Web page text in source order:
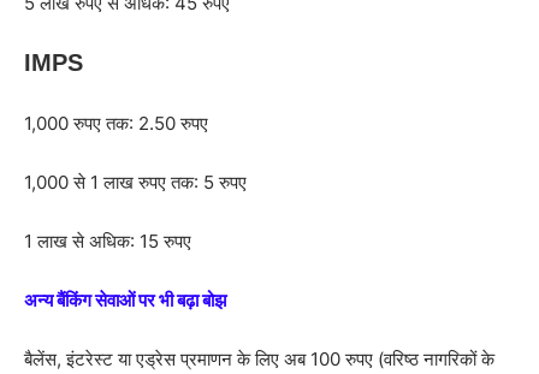
IMPS
1,000 रुपए तक: 2.50 रुपए
1,000 से 1 लाख रुपए तक: 5 रुपए
1 लाख से अधिक: 15 रुपए
अन्य बैंकिंग सेवाओं पर भी बढ़ा बोझ
बैलेंस, इंटरेस्ट या एड्रेस प्रमाणन के लिए अब 100 रुपए (वरिष्ठ नागरिकों के